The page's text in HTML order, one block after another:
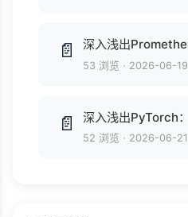
📄
53 浏览 · 2026-06-19
📄
52 浏览 · 2026-06-21